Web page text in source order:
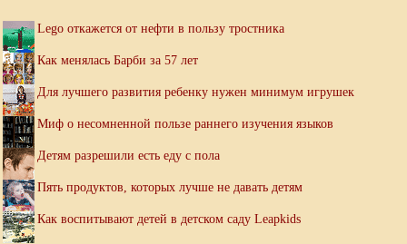
Lego откажется от нефти в пользу тростника
Как менялась Барби за 57 лет
Для лучшего развития ребенку нужен минимум игрушек
Миф о несомненной пользе раннего изучения языков
Детям разрешили есть еду с пола
Пять продуктов, которых лучше не давать детям
Как воспитывают детей в детском саду Leapkids